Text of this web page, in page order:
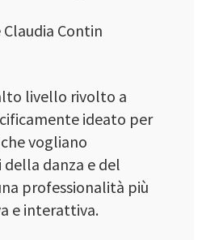
Contin
livello rivolto a
ideato per
vogliano
danza e del
professionalità più
e interattiva.